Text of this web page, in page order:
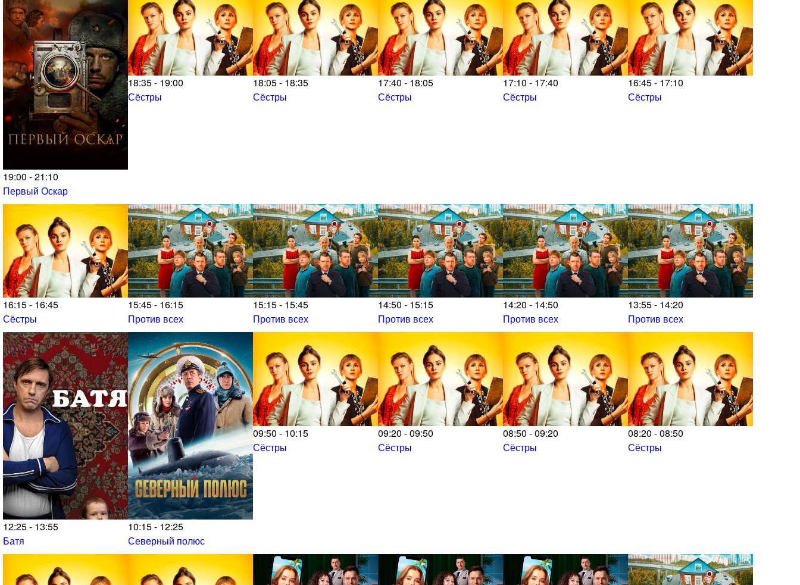
19:00 - 21:10
Первый Оскар
18:35 - 19:00
Сёстры
18:05 - 18:35
Сёстры
17:40 - 18:05
Сёстры
17:10 - 17:40
Сёстры
16:45 - 17:10
Сёстры
16:15 - 16:45
Сёстры
15:45 - 16:15
Против всех
15:15 - 15:45
Против всех
14:50 - 15:15
Против всех
14:20 - 14:50
Против всех
13:55 - 14:20
Против всех
12:25 - 13:55
Батя
10:15 - 12:25
Северный полюс
09:50 - 10:15
Сёстры
09:20 - 09:50
Сёстры
08:50 - 09:20
Сёстры
08:20 - 08:50
Сёстры